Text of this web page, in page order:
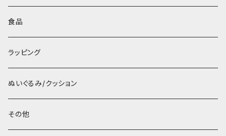
食品
ラッピング
ぬいぐるみ/クッション
その他